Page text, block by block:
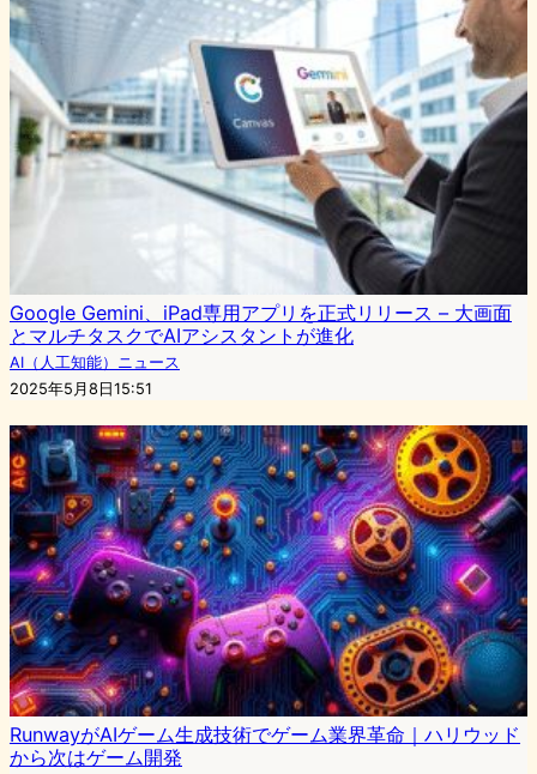
Google Gemini、iPad専用アプリを正式リリース – 大画面
とマルチタスクでAIアシスタントが進化
AI（人工知能）ニュース
2025年5月8日15:51
RunwayがAIゲーム生成技術でゲーム業界革命｜ハリウッド
から次はゲーム開発